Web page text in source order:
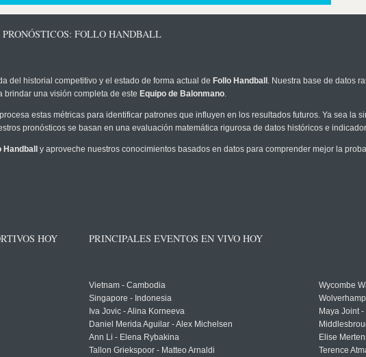
FOLLO HANDBALL
del historial competitivo y el estado de forma actual de Follo Handball . Nuestra base de datos
brindar una visión completa de este Equipo de Balonmano.
procesa estas métricas para identificar patrones que influyen en los resultados futuros. Ya sea la
pronósticos se basan en una evaluación matemática rigurosa de datos históricos e
Handball y aproveche nuestros conocimientos basados en datos para comprender mejor la
HOY PRINCIPALES EVENTOS EN VIVO HOY
Vietnam - Cambodia
Singapore - Indonesia
Iva Jovic - Alina Korneeva
Daniel Merida Aguilar - Alex Michelsen
Ann Li - Elena Rybakina
Tallon Griekspoor - Matteo Arnaldi
Wycombe
Maya Joint
Elise
Terence